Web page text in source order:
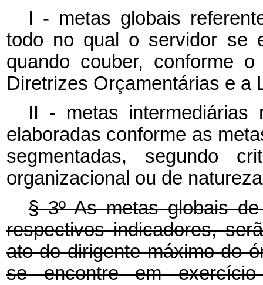
I - metas globais
todo no qual o servidor se
quando couber, conforme
Diretrizes Orçamentárias e a
II - metas intermediárias
elaboradas conforme as
segmentadas, segundo
organizacional ou de
§ 3º As metas globais
respectivos indicadores,
ato do dirigente máximo do
se encontre em